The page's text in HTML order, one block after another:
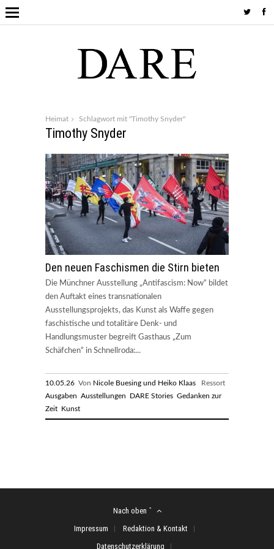
Heimat Schlagwort mit "Timothy Snyder"
Timothy Snyder
Den neuen Faschismen die Stirn bieten
Die Münchner Ausstellung „Antifascism: Now“ bildet
den Auftakt eines transnationalen
Ausstellungsprojekts, das Kunst als Waffe gegen
faschistische und totalitäre Denk- und
Handlungsmuster begreift Gasthaus „Zum
Schäfchen“ in Schnellroda:...
10.05.26 Von Nicole Buesing und Heiko Klaas Ressort
Ausgaben Ausstellungen DARE Stories Gedanken zur
Zeit Kunst
Nach oben ˆ
Impressum
Redaktion & Kontakt
Datenschutzerklärung